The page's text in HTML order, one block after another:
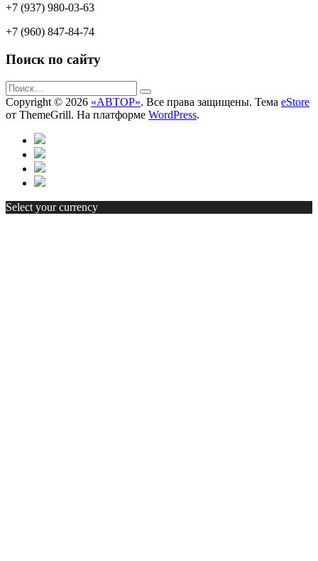
+7 (937) 980-03-63
+7 (960) 847-84-74
Поиск по сайту
Copyright © 2026 «АВТОР». Все права защищены. Тема eStore
от ThemeGrill. На платформе WordPress.
Select your currency